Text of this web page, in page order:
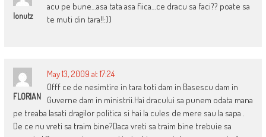
Ionutz
acu pe bune…asa tata asa fiica…ce dracu sa faci?? poate sa
te muti din tara!!:))
FLORIAN
May 13, 2009 at 17:24
Offf ce de nesimtire in tara toti dam in Basescu dam in
Guverne dam in ministrii.Hai dracului sa punem odata mana
pe treaba lasati dragilor politica si hai la cules de mere sau la sapa .
De ce nu vreti sa traim bine?Daca vreti sa traim bine trebuie sa